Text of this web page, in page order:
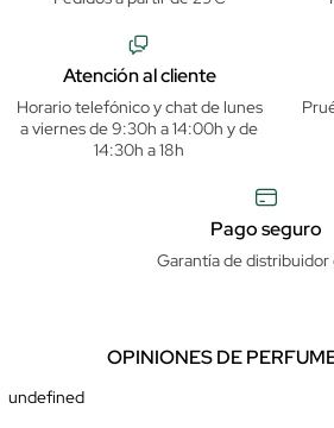
Atención al cliente
Horario telefónico y chat de lunes
a viernes de 9:30h a 14:00h y de
14:30h a 18h
Pago seguro
Garantía de distribuidor
OPINIONES DE
undefined